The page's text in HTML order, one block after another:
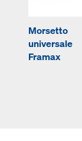
Morsetto
universale
Framax